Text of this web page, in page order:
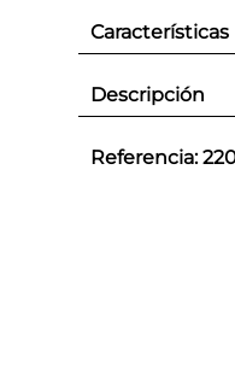
Características
Descripción
Referencia: